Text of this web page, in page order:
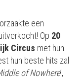
een
Op 20
Circus met hun
hun beste hits zal
of Nowhere’,